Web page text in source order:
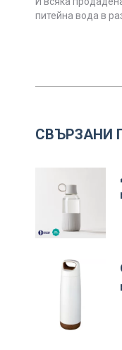
питейна вода в
СВЪРЗАНИ